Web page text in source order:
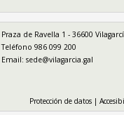
Praza de Ravella 1 - 36600
Teléfono 986 099 200
Email: sede@vilagarcia.gal
Protección de datos |